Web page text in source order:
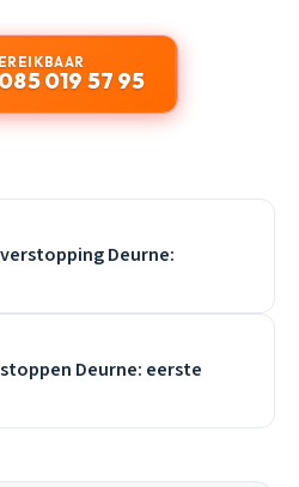
019 57 95
Deurne:
Deurne: eerste